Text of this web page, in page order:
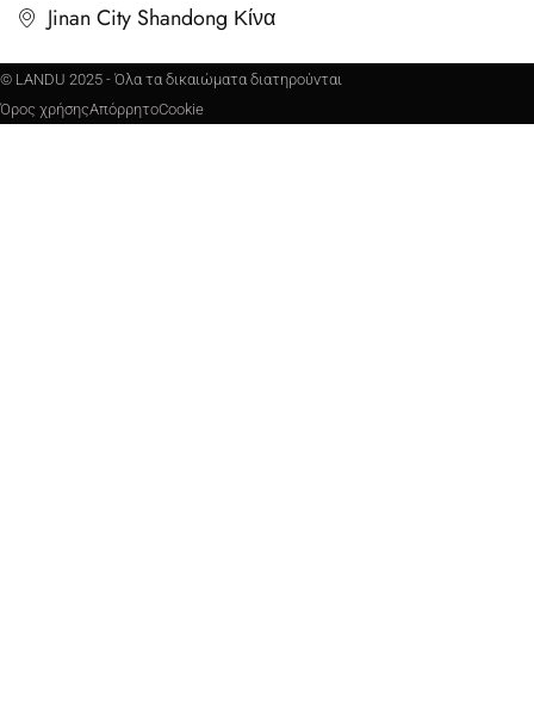
Jinan City Shandong Κίνα
© LANDU 2025 - Όλα τα δικαιώματα διατηρούνται
Όρος χρήσηςΑπόρρητοCookie